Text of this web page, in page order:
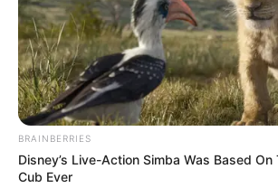
BRAINBERRIES
Disney’s Live-Action Simba Was Based
Cub Ever